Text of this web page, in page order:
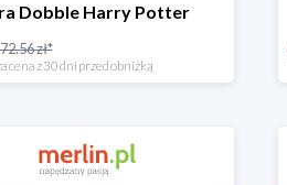
Dobble Harry Potter
72.56 zł*
cena z 30 dni przed obniżką